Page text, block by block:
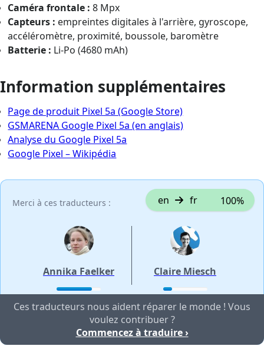
Caméra frontale : 8 Mpx
Capteurs : empreintes digitales à l'arrière, gyroscope,
accéléromètre, proximité, boussole, baromètre
Batterie : Li-Po (4680 mAh)
Information supplémentaires
Page de produit Pixel 5a (Google Store)
GSMARENA Google Pixel 5a (en anglais)
Analyse du Google Pixel 5a
Google Pixel – Wikipédia
Merci à ces traducteurs : en fr 100%
Annika Faelker Claire Miesch
Ces traducteurs nous aident réparer le monde ! Vous
voulez contribuer ?
Commencez à traduire ›